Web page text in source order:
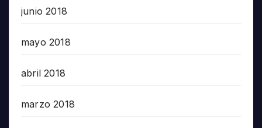
junio 2018
mayo 2018
abril 2018
marzo 2018